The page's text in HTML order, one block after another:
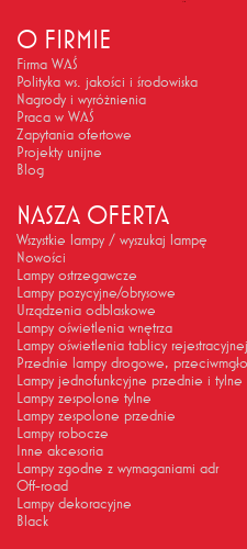
O FIRMIE
Firma WAŚ
Polityka ws. jakości i środowiska
Nagrody i wyróżnienia
Praca w WAŚ
Zapytania ofertowe
Projekty unijne
Blog
NASZA OFERTA
Wszystkie lampy / wyszukaj lampę
Nowości
Lampy ostrzegawcze
Lampy pozycyjne/obrysowe
Urządzenia odblaskowe
Lampy oświetlenia wnętrza
Lampy oświetlenia tablicy rejestracyjnej
Przednie lampy drogowe,
Lampy jednofunkcyjne przednie i tylne
Lampy zespolone tylne
Lampy zespolone przednie
Lampy robocze
Inne akcesoria
Lampy zgodne z wymaganiami adr
Off-road
Lampy dekoracyjne
Black